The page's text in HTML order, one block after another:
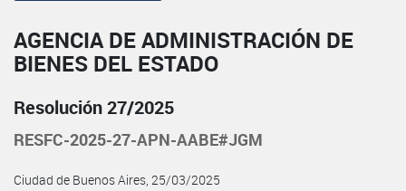
AGENCIA DE ADMINISTRACIÓN DE
BIENES DEL ESTADO
Resolución 27/2025
RESFC-2025-27-APN-AABE#JGM
Ciudad de Buenos Aires, 25/03/2025